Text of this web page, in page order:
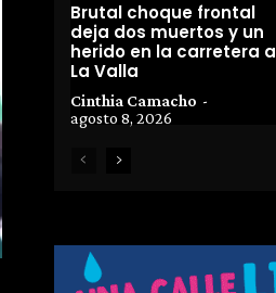
Brutal choque frontal
deja dos muertos y un
herido en la carretera a
La Valla
Cinthia Camacho -
agosto 8, 2026